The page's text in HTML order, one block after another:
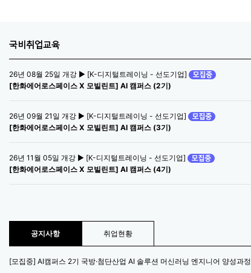
국비취업교육
26년 08월 25일 개강 ▶ [K-디지털트레이닝 - 선도기업]
[한화에어로스페이스 X 모빌린트] AI 캠퍼스 (2기)
26년 09월 21일 개강 ▶ [K-디지털트레이닝 - 선도기업]
[한화에어로스페이스 X 모빌린트] AI 캠퍼스 (3기)
26년 11월 05일 개강 ▶ [K-디지털트레이닝 - 선도기업]
[한화에어로스페이스 X 모빌린트] AI 캠퍼스 (4기)
공지사항 취업현황
[모집중] AI캠퍼스 2기 국방·첨단산업 AI 솔루션 머신러닝 엔지니어 양성과정